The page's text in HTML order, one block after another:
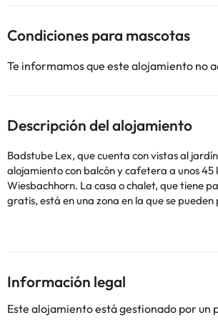
Condiciones para mascotas
Te informamos que este alojamiento no
Descripción del alojamiento
Badstube Lex, que cuenta con vistas al
alojamiento con balcón y cafetera a unos 45
Wiesbachhorn. La casa o chalet, que tiene
gratis, está en una zona en la que se
cuenta con terraza y vistas a la montaña, y
en la casa o chalet. La casa o chalet tiene barbacoa, además de
guardaesquíes. Großglockner / Heiligenblut está a 10 km del
alojamiento. El aeropuerto (Aeropuerto de
Información legal
Este alojamiento está gestionado por un